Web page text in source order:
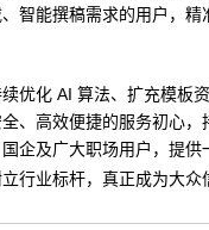
智能撰稿需求的用户，精
优化 AI 算法、扩充模板
、高效便捷的服务初心，
企及广大职场用户，提供
行业标杆，真正成为大众